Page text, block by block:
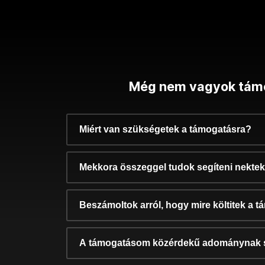
Még nem vagyok
Miért van szükségetek a támogatásra?
Mekkora összeggel tudok segíteni
Beszámoltok arról, hogy mire költitek a
A támogatásom közérdekű adománynak